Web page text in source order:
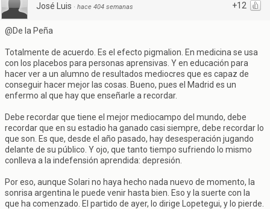
+12
José Luis · hace 404 semanas
@De la Peña
Totalmente de acuerdo. Es el efecto pigmalion. En medicina se usa
con los placebos para personas aprensivas. Y en educación para
hacer ver a un alumno de resultados mediocres que es capaz de
conseguir hacer mejor las cosas. Bueno, pues el Madrid es un
enfermo al que hay que enseñarle a recordar.
Debe recordar que tiene el mejor mediocampo del mundo, debe
recordar que en su estadio ha ganado casi siempre, debe recordar lo
que son. Es que, desde el año pasado, hay desesperación jugando
delante de su público. Y ojo, que tanto tiempo sufriendo lo mismo
conlleva a la indefensión aprendida: depresión.
Por eso, aunque Solari no haya hecho nada nuevo de momento, la
sonrisa argentina le puede venir hasta bien. Eso y la suerte con la
que ha comenzado. El partido de ayer, lo dirige Lopetegui, y lo pierde.